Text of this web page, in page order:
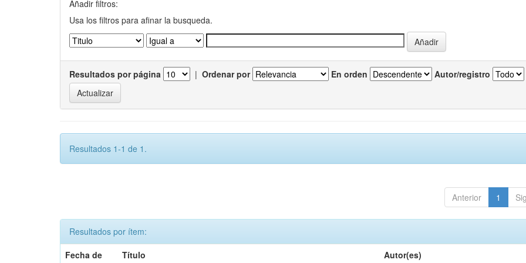
Añadir filtros:
Usa los filtros para afinar la busqueda.
Resultados por página | Ordenar por En orden Autor/registro
Resultados 1-1 de 1.
Anterior 1
Resultados por ítem:
Fecha de
Título Autor(es)